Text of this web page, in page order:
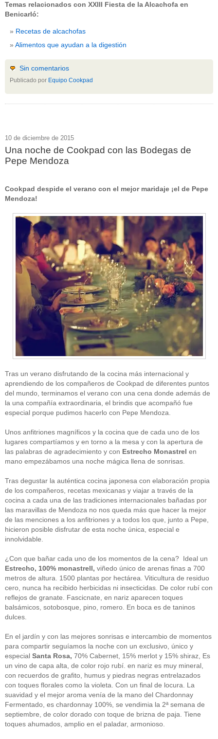
CATEGORÍAS
Alimentos(44)
America(8)
Carnes(3)
cataluña(1)
Cocina(38)
consejos(3)
El Celler de Can Roca(1)
Empresas(12)
ferran adria(10)
formación(1)
Gastronomía
Guipuzcoa
(2)
(1)
Joan Roca(2)
libros (2)
Madrid(4)
mejores-productos (3)
México(1)
Murcia
quesos(3)
Restaurantes
rutas de tapas
(2)
Setas(1)
Sin categoría(348)
solidaridad(1)
tapas (2)
" ALT="RSS" /> SUSCRÍBETE
RSS - Entradas
Temas relacionados con XXIII Fiesta de la Alcachofa en
Benicarló:
Recetas de alcachofas
Alimentos que ayudan a la digestión
Sin comentarios
Publicado por Equipo Cookpad
10 de diciembre de 2015
Una noche de Cookpad con las Bodegas de
Pepe Mendoza
Cookpad despide el verano con el mejor maridaje ¡el de Pepe
Mendoza!
Tras un verano disfrutando de la cocina más internacional y
aprendiendo de los compañeros de Cookpad de diferentes puntos
del mundo, terminamos el verano con una cena donde además de
la una compañía extraordinaria, el brindis que acompañó fue
especial porque pudimos hacerlo con Pepe Mendoza.
Unos anfitriones magníficos y la cocina que de cada uno de los
lugares compartíamos y en torno a la mesa y con la apertura de
las palabras de agradecimiento y con Estrecho Monastrel en
mano empezábamos una noche mágica llena de sonrisas.
Tras degustar la auténtica cocina japonesa con elaboración propia
de los compañeros, recetas mexicanas y viajar a través de la
cocina a cada una de las tradiciones internacionales bañadas por
las maravillas de Mendoza no nos queda más que hacer la mejor
de las menciones a los anfitriones y a todos los que, junto a Pepe,
hicieron posible disfrutar de esta noche única, especial e
innolvidable.
¿Con que bañar cada uno de los momentos de la cena? Ideal un
Estrecho, 100% monastrell, viñedo único de arenas finas a 700
metros de altura. 1500 plantas por hectárea. Viticultura de residuo
cero, nunca ha recibido herbicidas ni insecticidas. De color rubí con
reflejos de granate. Fascicnate, en nariz aparecen toques
balsámicos, sotobosque, pino, romero. En boca es de taninos
dulces.
En el jardín y con las mejores sonrisas e intercambio de momentos
para compartir seguíamos la noche con un exclusivo, único y
especial Santa Rosa, 70% Cabernet, 15% merlot y 15% shiraz, Es
un vino de capa alta, de color rojo rubí. en nariz es muy mineral,
con recuerdos de grafito, humus y piedras negras entrelazados
con toques florales como la violeta. Con un final de locura. La
suavidad y el mejor aroma venía de la mano del Chardonnay
Fermentado, es chardonnay 100%, se vendimia la 2ª semana de
septiembre, de color dorado con toque de brizna de paja. Tiene
toques ahumados, amplio en el paladar, armonioso.